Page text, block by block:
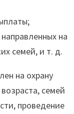
на
семей, и т. д.
на охрану
семей
проведение